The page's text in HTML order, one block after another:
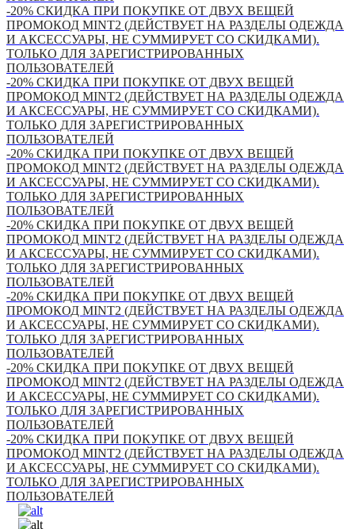
-20% СКИДКА ПРИ ПОКУПКЕ ОТ ДВУХ ВЕЩЕЙ
ПРОМОКОД MINT2 (ДЕЙСТВУЕТ НА РАЗДЕЛЫ ОДЕЖДА
И АКСЕССУАРЫ, НЕ СУММИРУЕТ СО СКИДКАМИ).
ТОЛЬКО ДЛЯ ЗАРЕГИСТРИРОВАННЫХ
ПОЛЬЗОВАТЕЛЕЙ
-20% СКИДКА ПРИ ПОКУПКЕ ОТ ДВУХ ВЕЩЕЙ
ПРОМОКОД MINT2 (ДЕЙСТВУЕТ НА РАЗДЕЛЫ ОДЕЖДА
И АКСЕССУАРЫ, НЕ СУММИРУЕТ СО СКИДКАМИ).
ТОЛЬКО ДЛЯ ЗАРЕГИСТРИРОВАННЫХ
ПОЛЬЗОВАТЕЛЕЙ
-20% СКИДКА ПРИ ПОКУПКЕ ОТ ДВУХ ВЕЩЕЙ
ПРОМОКОД MINT2 (ДЕЙСТВУЕТ НА РАЗДЕЛЫ ОДЕЖДА
И АКСЕССУАРЫ, НЕ СУММИРУЕТ СО СКИДКАМИ).
ТОЛЬКО ДЛЯ ЗАРЕГИСТРИРОВАННЫХ
ПОЛЬЗОВАТЕЛЕЙ
-20% СКИДКА ПРИ ПОКУПКЕ ОТ ДВУХ ВЕЩЕЙ
ПРОМОКОД MINT2 (ДЕЙСТВУЕТ НА РАЗДЕЛЫ ОДЕЖДА
И АКСЕССУАРЫ, НЕ СУММИРУЕТ СО СКИДКАМИ).
ТОЛЬКО ДЛЯ ЗАРЕГИСТРИРОВАННЫХ
ПОЛЬЗОВАТЕЛЕЙ
-20% СКИДКА ПРИ ПОКУПКЕ ОТ ДВУХ ВЕЩЕЙ
ПРОМОКОД MINT2 (ДЕЙСТВУЕТ НА РАЗДЕЛЫ ОДЕЖДА
И АКСЕССУАРЫ, НЕ СУММИРУЕТ СО СКИДКАМИ).
ТОЛЬКО ДЛЯ ЗАРЕГИСТРИРОВАННЫХ
ПОЛЬЗОВАТЕЛЕЙ
-20% СКИДКА ПРИ ПОКУПКЕ ОТ ДВУХ ВЕЩЕЙ
ПРОМОКОД MINT2 (ДЕЙСТВУЕТ НА РАЗДЕЛЫ ОДЕЖДА
И АКСЕССУАРЫ, НЕ СУММИРУЕТ СО СКИДКАМИ).
ТОЛЬКО ДЛЯ ЗАРЕГИСТРИРОВАННЫХ
ПОЛЬЗОВАТЕЛЕЙ
-20% СКИДКА ПРИ ПОКУПКЕ ОТ ДВУХ ВЕЩЕЙ
ПРОМОКОД MINT2 (ДЕЙСТВУЕТ НА РАЗДЕЛЫ ОДЕЖДА
И АКСЕССУАРЫ, НЕ СУММИРУЕТ СО СКИДКАМИ).
ТОЛЬКО ДЛЯ ЗАРЕГИСТРИРОВАННЫХ
ПОЛЬЗОВАТЕЛЕЙ